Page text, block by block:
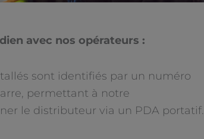
avec nos opérateurs :
sont identifiés par un numéro
permettant à notre
le distributeur via un PDA portatif.